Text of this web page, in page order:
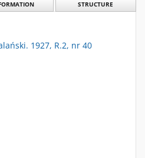
STRUCTURE
1927, R.2, nr 40